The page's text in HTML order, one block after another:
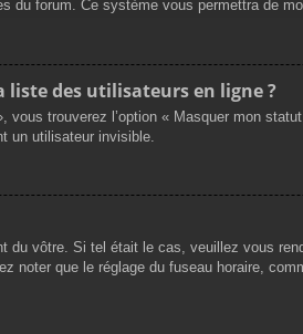
du forum. Ce système vous permettra de
liste des utilisateurs en ligne ?
vous trouverez l’option « Masquer mon
un utilisateur invisible.
du vôtre. Si tel était le cas, veuillez vous
noter que le réglage du fuseau horaire,